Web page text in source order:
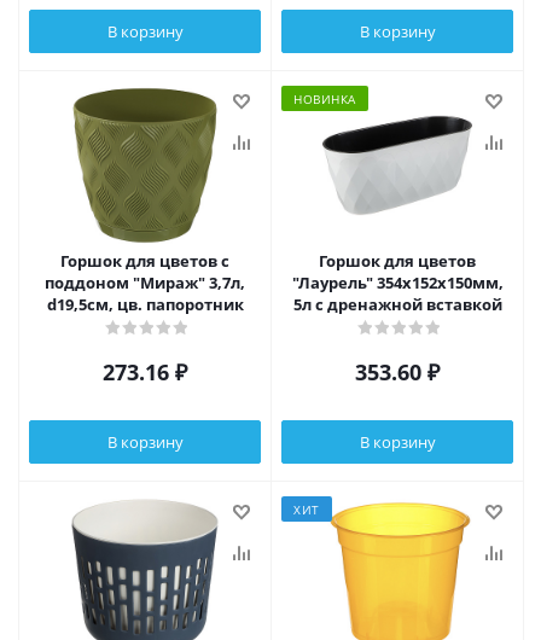
В корзину В корзину
Горшок для цветов с
поддоном "Мираж" 3,7л,
d19,5см, цв. папоротник
273.16 ₽
В корзину
НОВИНКА
Горшок для цветов
"Лаурель" 354х152х150мм,
5л с дренажной вставкой
353.60 ₽
В корзину
ХИТ